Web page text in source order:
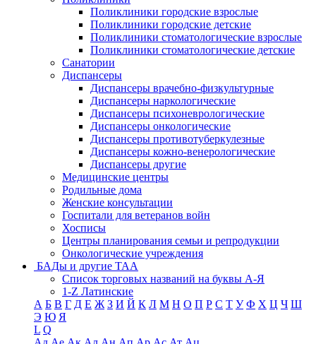
Поликлиники городские взрослые
Поликлиники городские детские
Поликлиники стоматологические взрослые
Поликлиники стоматологические детские
Санатории
Диспансеры
Диспансеры врачебно-физкультурные
Диспансеры наркологические
Диспансеры психоневрологические
Диспансеры онкологические
Диспансеры противотуберкулезные
Диспансеры кожно-венерологические
Диспансеры другие
Медицинские центры
Родильные дома
Женские консультации
Госпитали для ветеранов войн
Хосписы
Центры планирования семьи и репродукции
Онкологические учреждения
БАДы и другие ТАА
Список торговых названий на буквы А-Я
1-Z Латинские
А Б В Г Д Е Ж З И Й К Л М Н О П Р С Т У Ф Х Ц Ч Ш
Э Ю Я
L Q